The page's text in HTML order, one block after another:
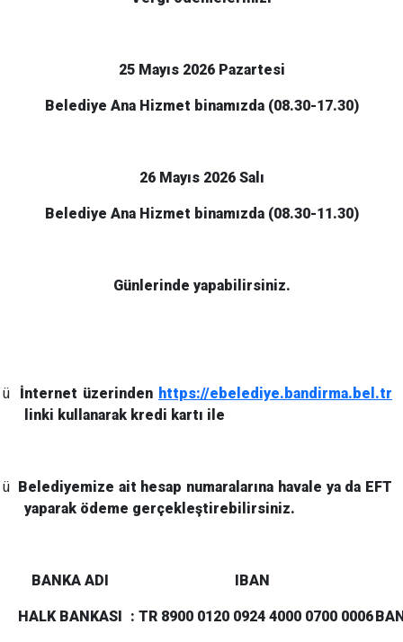
25 Mayıs 2026 Pazartesi
Belediye Ana Hizmet binamızda (08.30-17.30)
26 Mayıs 2026 Salı
Belediye Ana Hizmet binamızda (08.30-11.30)
Günlerinde yapabilirsiniz.
ü İnternet üzerinden https://ebelediye.bandirma.bel.tr
linki kullanarak kredi kartı ile
ü
Belediyemize ait hesap numaralarına havale ya da EFT
yaparak ödeme gerçekleştirebilirsiniz.
BANKA ADI IBAN
HALK BANKASI : TR 8900 0120 0924 4000 0700 0006